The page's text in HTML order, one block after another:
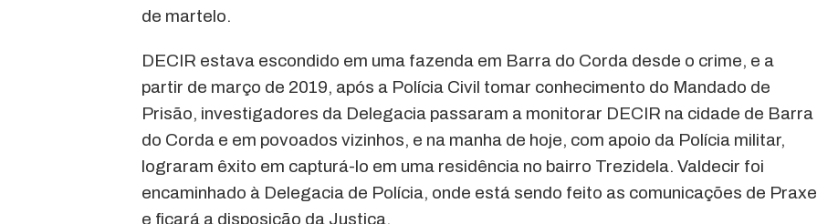
de martelo.
DECIR estava escondido em uma fazenda em Barra do Corda desde o crime, e a
partir de março de 2019, após a Polícia Civil tomar conhecimento do Mandado de
Prisão, investigadores da Delegacia passaram a monitorar DECIR na cidade de Barra
do Corda e em povoados vizinhos, e na manha de hoje, com apoio da Polícia militar,
lograram êxito em capturá-lo em uma residência no bairro Trezidela. Valdecir foi
encaminhado à Delegacia de Polícia, onde está sendo feito as comunicações de Praxe
e ficará a disposição da Justiça.